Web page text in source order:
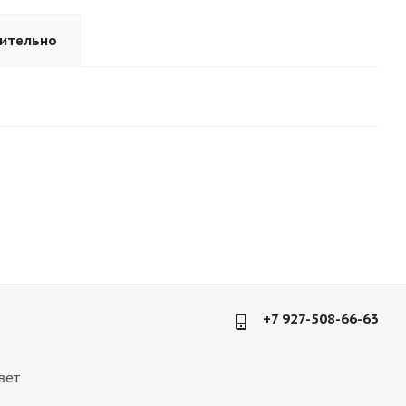
+7 927-508-66-63